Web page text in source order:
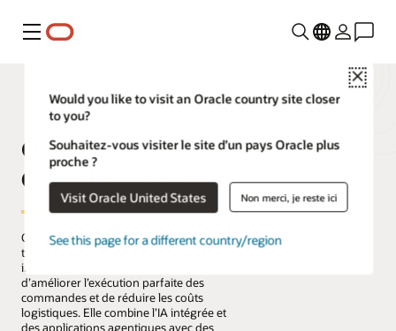
Menu
Close
Would you like to visit an Oracle country site closer
to you?
Souhaitez-vous visiter le site d’un pays Oracle plus
proche ?
Visit Oracle United States Non merci, je reste ici
See this page for a different country/region
Oracle Fusion
Cloud Logistics
Oracle Fusion Cloud Logistics gère le
transport de fret, le commerce
international et la distribution afin
d’améliorer l’exécution parfaite des
commandes et de réduire les coûts
logistiques. Elle combine l’IA intégrée et
des applications agentiques avec des